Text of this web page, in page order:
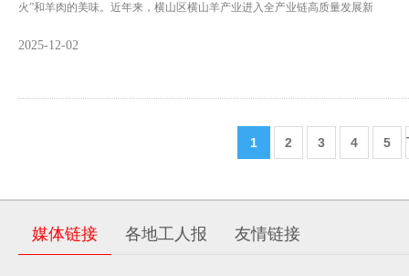
火”和羊肉的美味。近年来，横山区横山羊产业进入全产业链高质量发展新
2025-12-02
1 2 3 4 5
媒体链接 各地工人报 友情链接